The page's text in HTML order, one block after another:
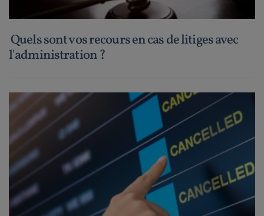
Quels sont vos recours en cas de litiges avec
l'administration ?